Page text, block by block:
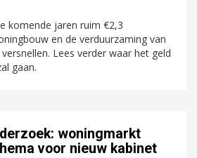
komende jaren ruim €2,3
en de verduurzaming van
Lees verder waar het geld
gaan.
woningmarkt
voor nieuw kabinet